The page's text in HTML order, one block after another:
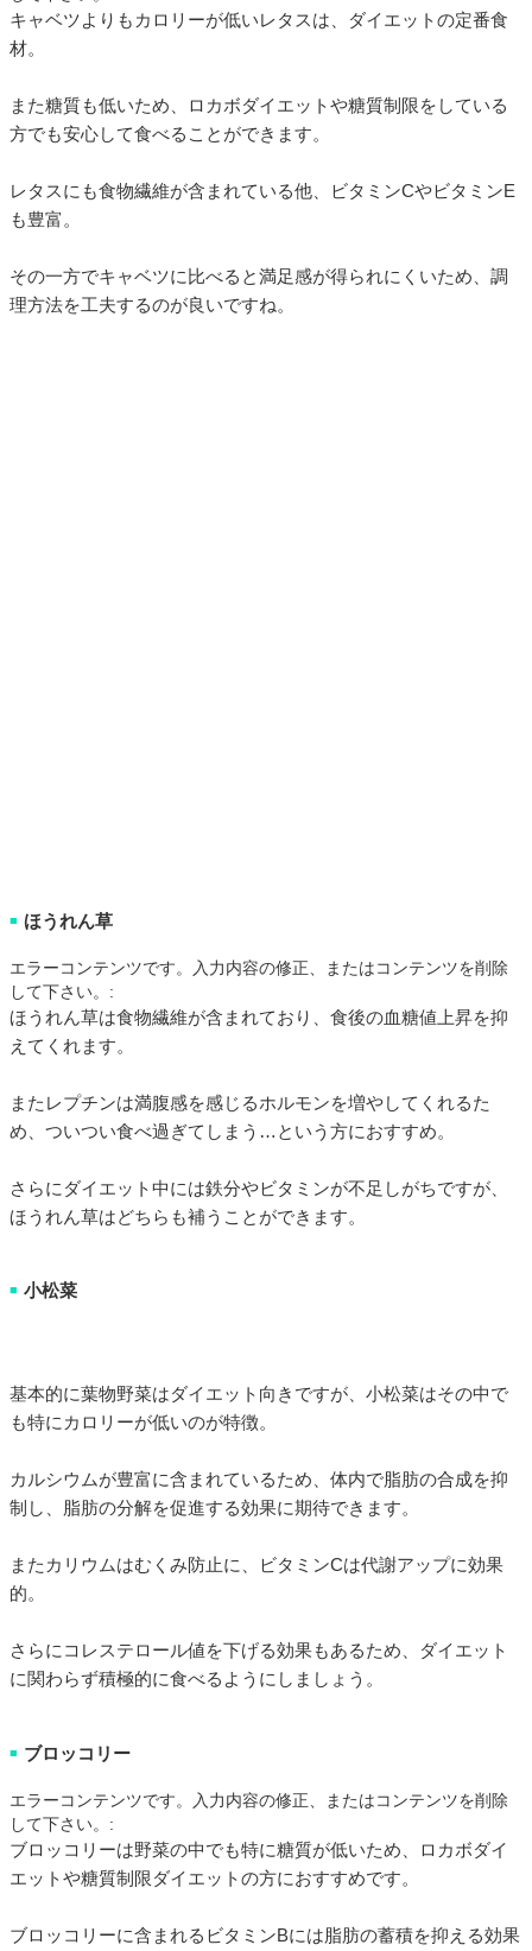
キャベツよりもカロリーが低いレタスは、ダイエットの定番食
材。
また糖質も低いため、ロカボダイエットや糖質制限をしている
方でも安心して食べることができます。
レタスにも食物繊維が含まれている他、ビタミンCやビタミンE
も豊富。
その一方でキャベツに比べると満足感が得られにくいため、調
理方法を工夫するのが良いですね。
■ ほうれん草
エラーコンテンツです。入力内容の修正、またはコンテンツを削除
して下さい。:
ほうれん草は食物繊維が含まれており、食後の血糖値上昇を抑
えてくれます。
またレプチンは満腹感を感じるホルモンを増やしてくれるた
め、ついつい食べ過ぎてしまう…という方におすすめ。
さらにダイエット中には鉄分やビタミンが不足しがちですが、
ほうれん草はどちらも補うことができます。
■ 小松菜
基本的に葉物野菜はダイエット向きですが、小松菜はその中で
も特にカロリーが低いのが特徴。
カルシウムが豊富に含まれているため、体内で脂肪の合成を抑
制し、脂肪の分解を促進する効果に期待できます。
またカリウムはむくみ防止に、ビタミンCは代謝アップに効果
的。
さらにコレステロール値を下げる効果もあるため、ダイエット
に関わらず積極的に食べるようにしましょう。
■ ブロッコリー
エラーコンテンツです。入力内容の修正、またはコンテンツを削除
して下さい。:
ブロッコリーは野菜の中でも特に糖質が低いため、ロカボダイ
エットや糖質制限ダイエットの方におすすめです。
ブロッコリーに含まれるビタミンBには脂肪の蓄積を抑える効果